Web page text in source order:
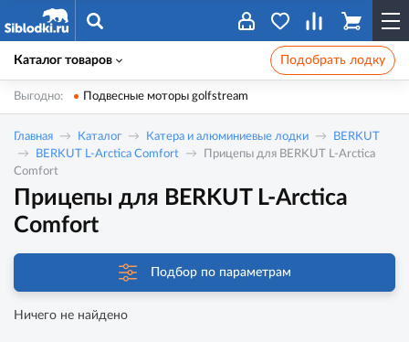
Каталог товаров Подобрать лодку
Выгодно: Подвесные моторы golfstream
Главная Каталог Катера и алюминиевые лодки
BERKUT
BERKUT L-Arctica Comfort
Прицепы для BERKUT L-Arctica
Comfort
Прицепы для BERKUT L-Arctica
Comfort
Подбор по параметрам
Ничего не найдено